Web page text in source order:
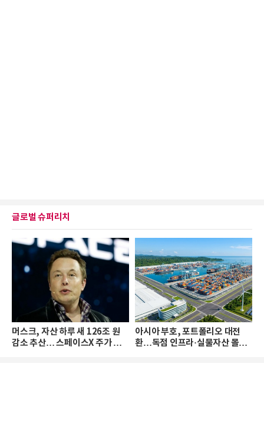
글로벌 슈퍼리치
머스크, 자산 하루 새 126조 원
감소 추산… 스페이스X 주가 하
아시아 부호, 포트폴리오 대전
환…독점 인프라·실물자산 몰린